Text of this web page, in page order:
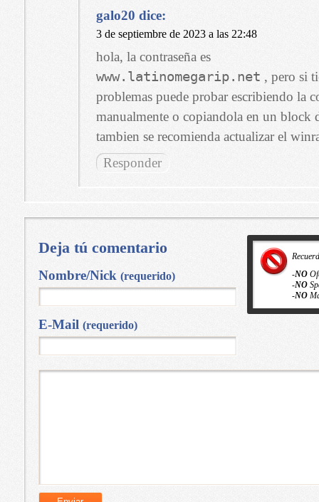
galo20 dice:
3 de septiembre de 2023 a las 22:48
hola, la contraseña es
www.latinomegarip.net , pero si
problemas puede probar escribiendo la
manualmente o copiandola en un block
tambien se recomienda actualizar el
Responder
-NO
-NO
-NO
Deja tú comentario
Nombre/Nick (requerido)
E-Mail (requerido)